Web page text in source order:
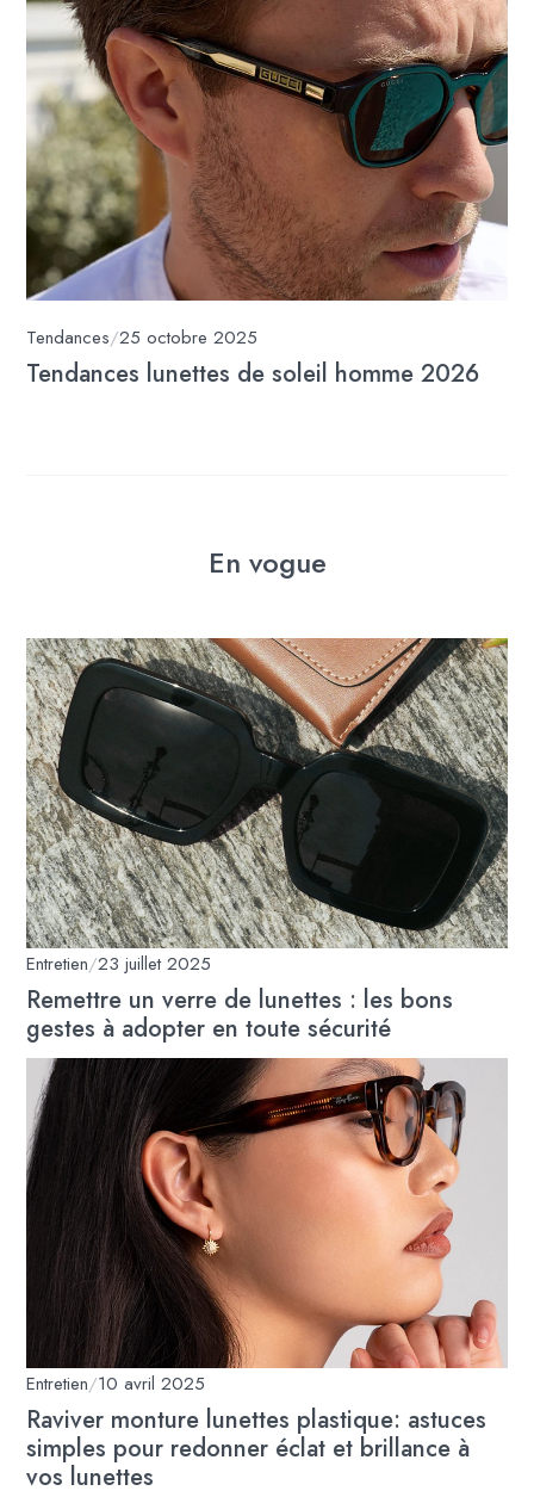
Tendances/25 octobre 2025
Tendances lunettes de soleil homme 2026
En vogue
Entretien/23 juillet 2025
Remettre un verre de lunettes : les bons
gestes à adopter en toute sécurité
Entretien/10 avril 2025
Raviver monture lunettes plastique: astuces
simples pour redonner éclat et brillance à
vos lunettes